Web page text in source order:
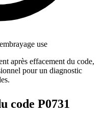
use
après effacement du code,
pour un diagnostic
code P0731